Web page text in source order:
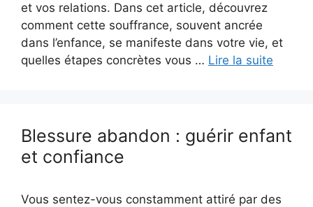
et vos relations. Dans cet article, découvrez
comment cette souffrance, souvent ancrée
dans l’enfance, se manifeste dans votre vie, et
quelles étapes concrètes vous … Lire la suite
Blessure abandon : guérir enfant
et confiance
Vous sentez-vous constamment attiré par des